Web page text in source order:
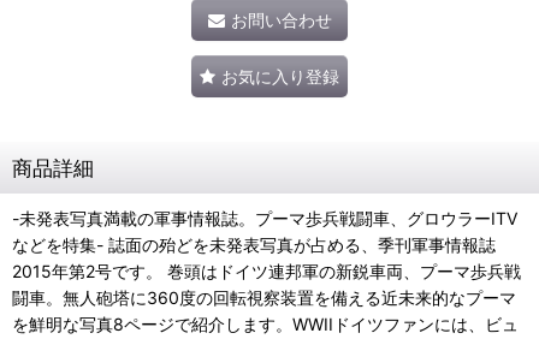
お問い合わせ
お気に入り登録
商品詳細
-未発表写真満載の軍事情報誌。プーマ歩兵戦闘車、グロウラーITV
などを特集- 誌面の殆どを未発表写真が占める、季刊軍事情報誌
2015年第2号です。 巻頭はドイツ連邦軍の新鋭車両、プーマ歩兵戦
闘車。無人砲塔に360度の回転視察装置を備える近未来的なプーマ
を鮮明な写真8ページで紹介します。WWIIドイツファンには、ビュ